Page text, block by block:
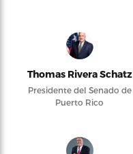
Thomas Rivera Schatz
Presidente del Senado de
Puerto Rico